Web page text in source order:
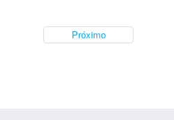
Próximo